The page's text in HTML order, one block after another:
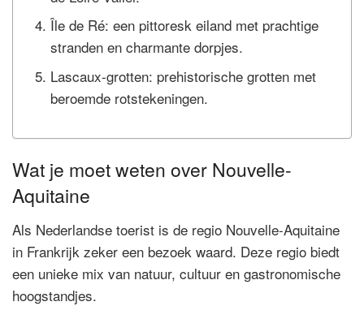
Île de Ré: een pittoresk eiland met prachtige
stranden en charmante dorpjes.
Lascaux-grotten: prehistorische grotten met
beroemde rotstekeningen.
Wat je moet weten over Nouvelle-
Aquitaine
Als Nederlandse toerist is de regio Nouvelle-Aquitaine
in Frankrijk zeker een bezoek waard. Deze regio biedt
een unieke mix van natuur, cultuur en gastronomische
hoogstandjes.